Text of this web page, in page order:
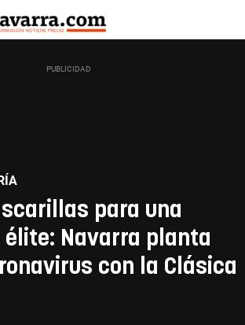
para una
élite: Navarra planta
con la Clásica